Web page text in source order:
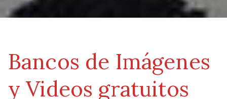
Bancos de Imágenes
y Videos gratuitos